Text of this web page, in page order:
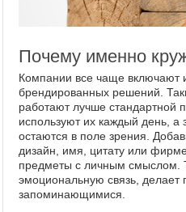
Почему именно
Компании все чаще включают
брендированных решений.
работают лучше
используют их каждый день, а
остаются в поле зрения.
дизайн, имя, цитату или
предметы с личным смыслом.
эмоциональную связь, делает
запоминающимися.